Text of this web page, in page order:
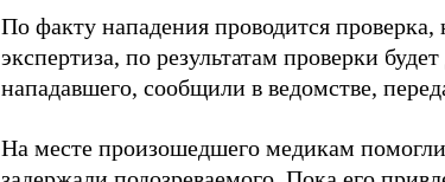
По факту нападения проводится
экспертиза, по результатам проверки
нападавшего, сообщили в ведомстве,
На месте произошедшего медикам